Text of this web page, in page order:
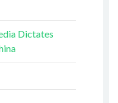
Dictates